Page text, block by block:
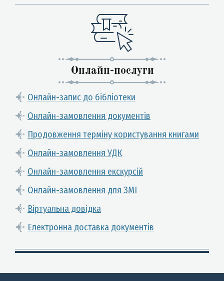
Онлайн-послуги
Онлайн-запис до бібліотеки
Онлайн-замовлення документів
Продовження терміну користування книгами
Онлайн-замовлення УДК
Онлайн-замовлення екскурсій
Онлайн-замовлення для ЗМІ
Віртуальна довідка
Електронна доставка документів